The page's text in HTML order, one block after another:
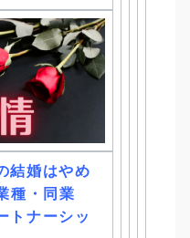
結婚はやめ
種・同業
トナーシッ